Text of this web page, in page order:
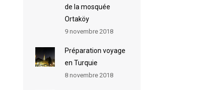
de la mosquée
Ortaköy
9 novembre 2018
Préparation voyage
en Turquie
8 novembre 2018